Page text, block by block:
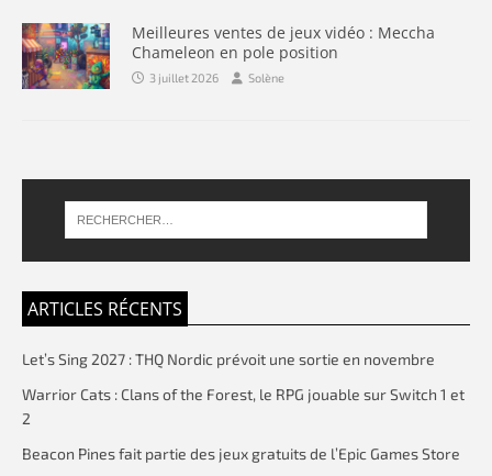
Meilleures ventes de jeux vidéo : Meccha
Chameleon en pole position
3 juillet 2026 Solène
ARTICLES RÉCENTS
Let’s Sing 2027 : THQ Nordic prévoit une sortie en novembre
Warrior Cats : Clans of the Forest, le RPG jouable sur Switch 1 et
2
Beacon Pines fait partie des jeux gratuits de l’Epic Games Store